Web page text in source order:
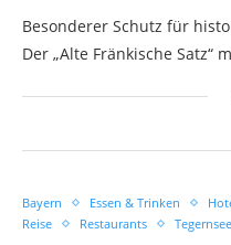
Besonderer Schutz für
Der „Alte Fränkische Satz“
Bayern Essen & Trinken
Reise
Restaurants Tegernsee